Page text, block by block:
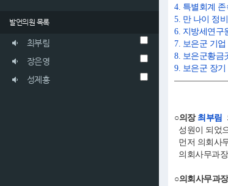
발언의원 목록
최부림
장은영
성제홍
4. 특별회계
5. 만 나이 정
6. 지방세연구
7. 보은군 기
8. 보은군황금
9. 보은군 장
○의장 최부림
성원이 되었
먼저 의회사
의회사무과
○의회사무과